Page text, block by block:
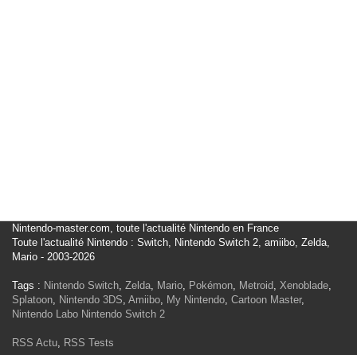
Nintendo-master.com, toute l'actualité Nintendo en France
Toute l'actualité Nintendo : Switch, Nintendo Switch 2, amiibo, Zelda,
Mario - 2003-2026
Tags : Nintendo Switch, Zelda, Mario, Pokémon, Metroid, Xenoblade,
Splatoon, Nintendo 3DS, Amiibo, My Nintendo, Cartoon Master,
Nintendo Labo Nintendo Switch 2
RSS Actu, RSS Tests